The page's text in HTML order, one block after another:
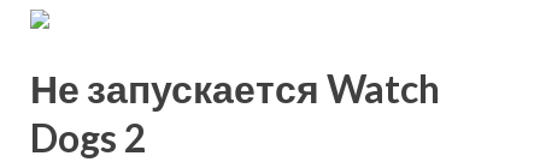
Не запускается Watch
Dogs 2